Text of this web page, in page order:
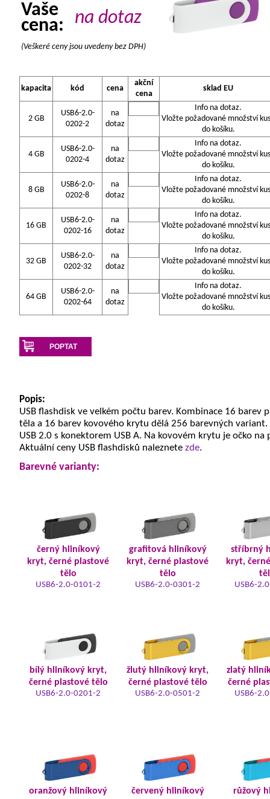
Vaše
cena:
na dotaz
(Veškeré ceny jsou uvedeny bez DPH)
kapacita kód cena
akční
cena
sklad EU
2 GB
USB6-2.0-
0202-2
na
dotaz
Info na dotaz.
Vložte požadované množství
do košíku.
4 GB
USB6-2.0-
0202-4
na
dotaz
Info na dotaz.
Vložte požadované množství
do košíku.
8 GB
USB6-2.0-
0202-8
na
dotaz
Info na dotaz.
Vložte požadované množství
do košíku.
16 GB
USB6-2.0-
0202-16
na
dotaz
Info na dotaz.
Vložte požadované množství
do košíku.
32 GB
USB6-2.0-
0202-32
na
dotaz
Info na dotaz.
Vložte požadované množství
do košíku.
64 GB
USB6-2.0-
0202-64
na
dotaz
Info na dotaz.
Vložte požadované množství
do košíku.
POPTAT
Popis:
USB flashdisk ve velkém počtu barev. Kombinace 16 barev
těla a 16 barev kovového krytu dělá 256 barevných variant.
USB 2.0 s konektorem USB A. Na kovovém krytu je očko na
Aktuální ceny USB flashdisků naleznete zde.
Barevné varianty:
černý hliníkový
kryt, černé plastové
tělo
USB6-2.0-0101-2
grafitová hliníkový
kryt, černé plastové
tělo
USB6-2.0-0301-2
stříbrný
kryt,
USB6-
bílý hliníkový kryt,
černé plastové tělo
USB6-2.0-0201-2
žlutý hliníkový kryt,
černé plastové tělo
USB6-2.0-0501-2
zlatý
černé
USB6-
oranžový hliníkový
červený hliníkový
růžový